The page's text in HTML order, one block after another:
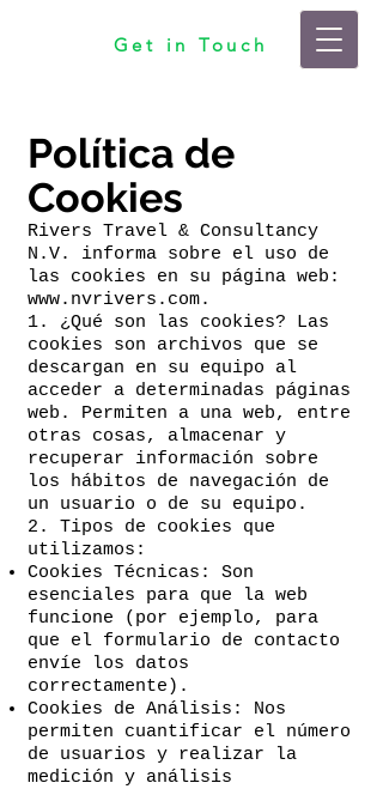
Get in Touch
Política de
Cookies
Rivers Travel & Consultancy
N.V. informa sobre el uso de
las cookies en su página web:
www.nvrivers.com.
1. ¿Qué son las cookies? Las
cookies son archivos que se
descargan en su equipo al
acceder a determinadas páginas
web. Permiten a una web, entre
otras cosas, almacenar y
recuperar información sobre
los hábitos de navegación de
un usuario o de su equipo.
2. Tipos de cookies que
utilizamos:
Cookies Técnicas: Son
esenciales para que la web
funcione (por ejemplo, para
que el formulario de contacto
envíe los datos
correctamente).
Cookies de Análisis: Nos
permiten cuantificar el número
de usuarios y realizar la
medición y análisis